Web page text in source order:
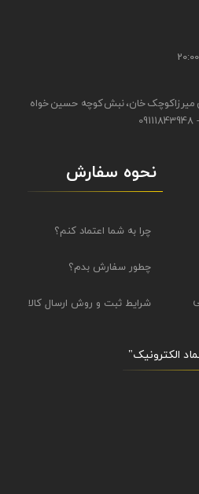
میرزاکوچک خان، نبش کوچه حسین خواه
نحوه سفارش
چرا به شما اعتماد کنم؟
چطور سفارش بدم؟
شرایط ثبت و روش ارسال کالا
الکترونیک​​​​​​​"